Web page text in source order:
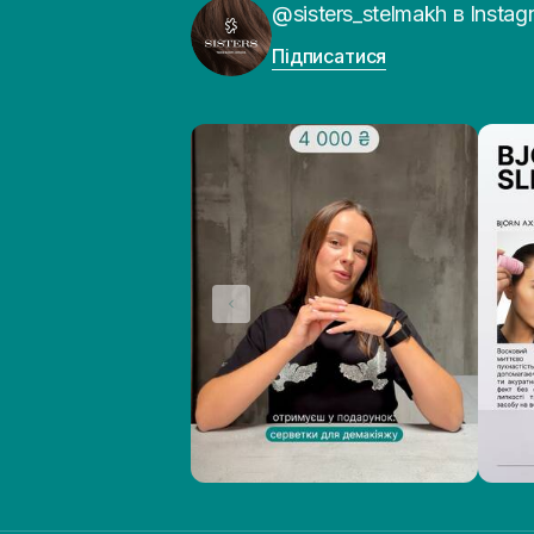
@sisters_stelmakh в
Підписатися